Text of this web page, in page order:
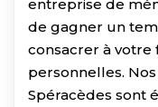
entreprise de
de gagner un
consacrer à votre
personnelles.
Spéracèdes sont